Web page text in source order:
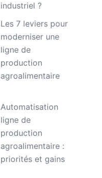
industriel ?
Les 7 leviers pour
moderniser une
ligne de
production
agroalimentaire
Automatisation
ligne de
production
agroalimentaire :
priorités et gains